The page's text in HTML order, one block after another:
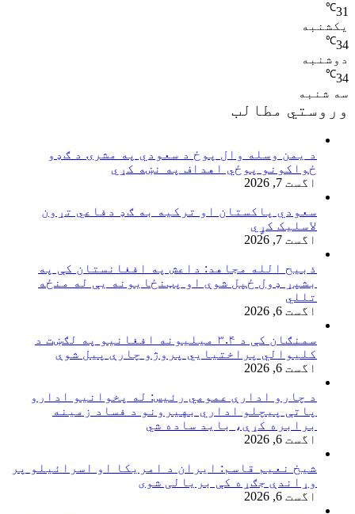
31
℃
یکشنبه
34
℃
دوشنبه
34
℃
سه شنبه
وروستي مطالب
د یمن وسله وال پوځ د سعودي په مشرۍ د ګډو
ځواکونو پوځي اهداف په نښه کړي
اگست 7, 2026
سعودي پاکستان او ترکیه به ګډ دفاعي تړون
لاسلیک کړٍي
اگست 7, 2026
ذبیح الله مجاهد: داعش په افغانستان کې په
بشپړ ډول ځپل شوې او پټنځایونه یې له منځه
تللي
اگست 6, 2026
سمنګان کې د ۳.۴ میلیونه افغانیو په لګښت د
کلیوالي پراختیايي پروژو چارې پیل شوې
اگست 6, 2026
د چارو ادارې عمومي رئیس: له پخوانیو ادارو
پاتې پيچلو اداري بهیرونو د فساد زمینه
برابره کړې، باید ساده شي
اگست 6, 2026
شیخ نعیم قاسم: ایران د امریکا او اسرائیلو پر
وړاندې جګړه کې بریالی شوی
اگست 6, 2026